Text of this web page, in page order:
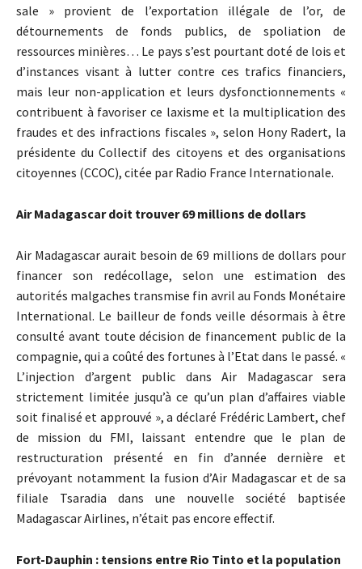
sale » provient de l’exportation illégale de l’or, de
détournements de fonds publics, de spoliation de
ressources minières… Le pays s’est pourtant doté de lois et
d’instances visant à lutter contre ces trafics financiers,
mais leur non-application et leurs dysfonctionnements «
contribuent à favoriser ce laxisme et la multiplication des
fraudes et des infractions fiscales », selon Hony Radert, la
présidente du Collectif des citoyens et des organisations
citoyennes (CCOC), citée par Radio France Internationale.
Air Madagascar doit trouver 69 millions de dollars
Air Madagascar aurait besoin de 69 millions de dollars pour
financer son redécollage, selon une estimation des
autorités malgaches transmise fin avril au Fonds Monétaire
International. Le bailleur de fonds veille désormais à être
consulté avant toute décision de financement public de la
compagnie, qui a coûté des fortunes à l’Etat dans le passé. «
L’injection d’argent public dans Air Madagascar sera
strictement limitée jusqu’à ce qu’un plan d’affaires viable
soit finalisé et approuvé », a déclaré Frédéric Lambert, chef
de mission du FMI, laissant entendre que le plan de
restructuration présenté en fin d’année dernière et
prévoyant notamment la fusion d’Air Madagascar et de sa
filiale Tsaradia dans une nouvelle société baptisée
Madagascar Airlines, n’était pas encore effectif.
Fort-Dauphin : tensions entre Rio Tinto et la population